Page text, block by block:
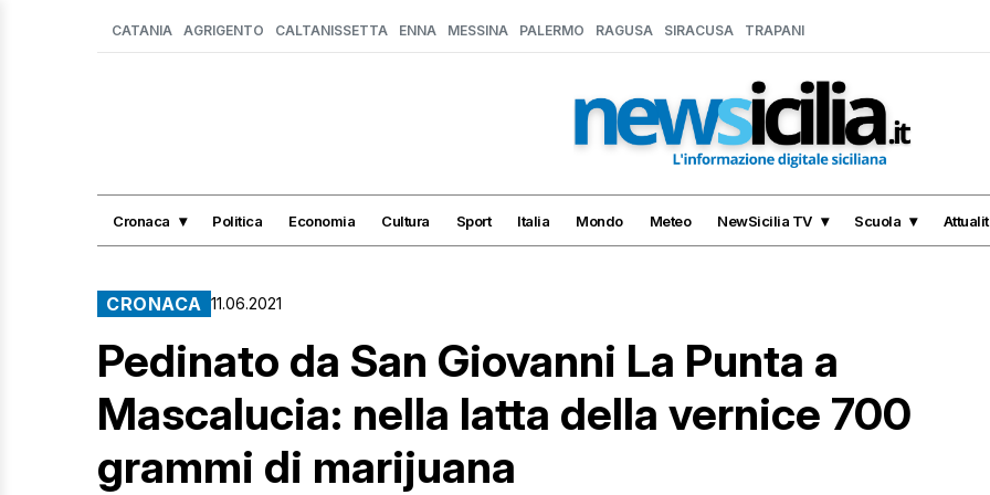
CATANIA AGRIGENTO CALTANISSETTA ENNA MESSINA PALERMO RAGUSA SIRACUSA TRAPANI
Cronaca Politica Economia Cultura Sport Italia Mondo Meteo NewSicilia TV Scuola
CRONACA 11.06.2021
Pedinato da San Giovanni La Punta a
Mascalucia: nella latta della vernice 700
grammi di marijuana